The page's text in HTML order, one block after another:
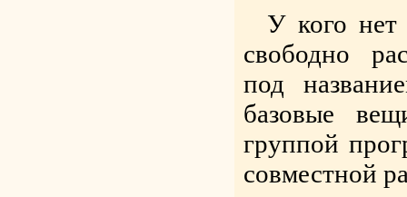
У кого нет
свободно
под
базовые
группой
совместной